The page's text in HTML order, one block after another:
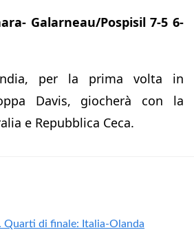
Galarneau/Pospisil 7-5 6-
per la prima volta in
Davis, giocherà con la
e Repubblica Ceca.
di finale: Italia-Olanda